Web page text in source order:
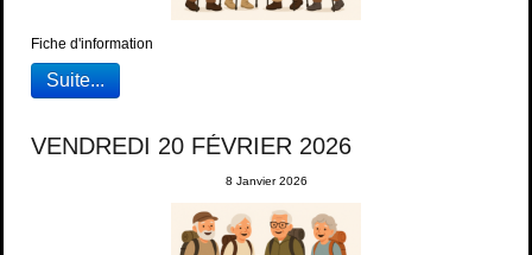
Fiche d'information
Suite...
VENDREDI 20 FÉVRIER 2026
8 Janvier 2026